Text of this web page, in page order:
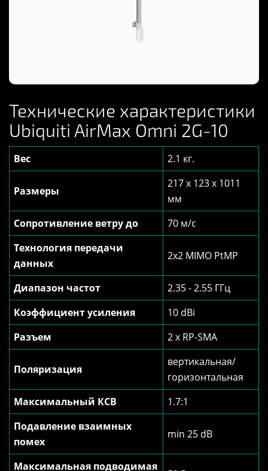
Технические характеристики
Ubiquiti AirMax Omni 2G-10
Вес 2.1 кг.
Размеры
217 x 123 x 1011
мм
Сопротивление ветру до
70 м/с
Технология передачи
данных
2х2 MIMO PtMP
Диапазон частот
2.35 - 2.55 ГГц
Коэффициент усиления
10 dBi
Разъем
2 x RP-SMA
Поляризация
вертикальная/
горизонтальная
Максимальный КСВ
1.7:1
Подавление взаимных
помех
min 25 dB
Максимальная подводимая